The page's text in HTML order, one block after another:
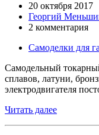
20 октября 2017
Георгий
2 комментария
Самоделки для
Самодельный
сплавов, латуни,
электродвигателя
Читать далее